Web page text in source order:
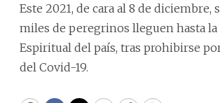
Este 2021, de cara al 8 de diciembre,
miles de peregrinos lleguen hasta la
Espiritual del país, tras prohibirse
del Covid-19.